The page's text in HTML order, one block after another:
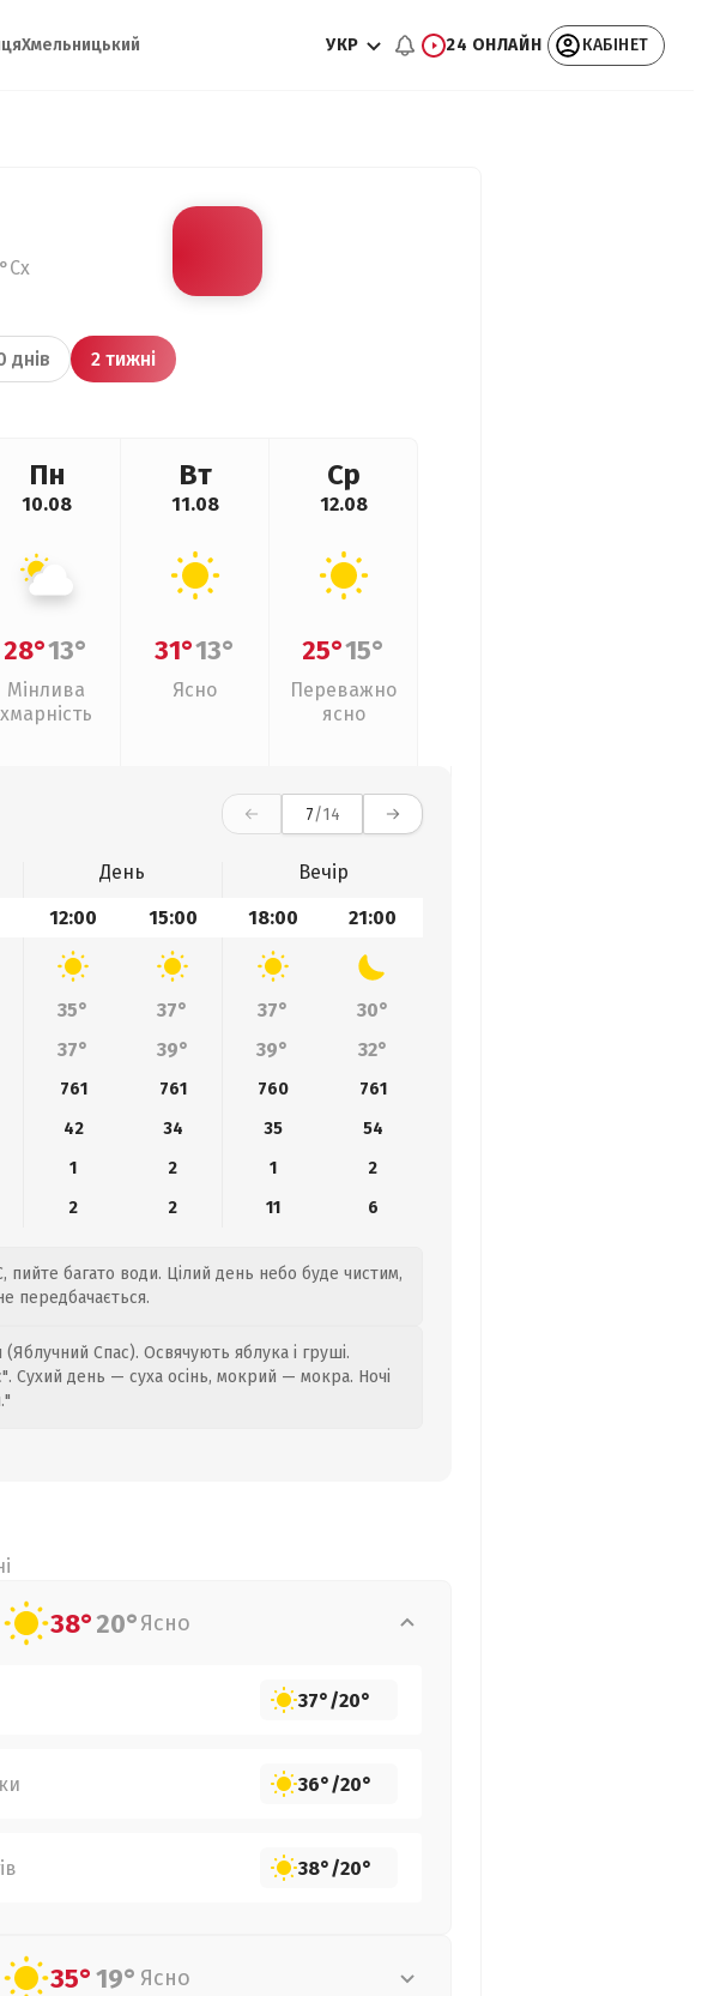
Хмельницький УКР 24 ОНЛАЙН КАБІНЕТ
днів 2 тижні
Пн
10.08
28°13°
Мінлива
хмарність
Вт
11.08
31°13°
Ясно
Ср
12.08
25°15°
Переважно
ясно
7/14
День
Вечір
12:00 15:00 18:00 21:00
35° 37° 37°
30°
37° 39° 39° 32°
761 761 760
761
42 34 35
54
1 2 1
2
2 2 11 6
пийте багато води. Цілий день небо буде чистим,
передбачається.
Спас). Освячують яблука і груші.
Сухий день — суха осінь, мокрий — мокра. Ночі
38°20°Ясно
37°/20°
36°/20°
38°/20°
35°19° Ясно